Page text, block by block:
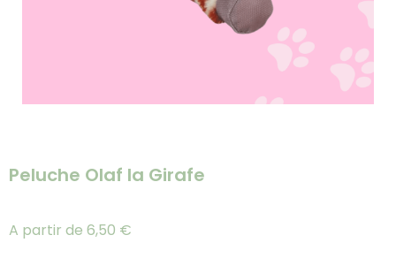
Peluche Olaf la Girafe
A partir de 6,50 €